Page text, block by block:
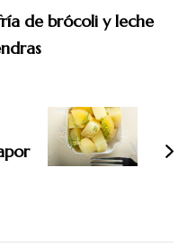
de brócoli y leche